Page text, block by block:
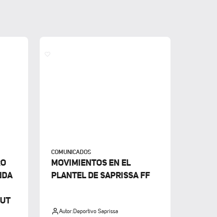
COMUNICADOS
MOVIMIENTOS EN EL
PLANTEL DE SAPRISSA FF
Autor:Deportivo Saprissa